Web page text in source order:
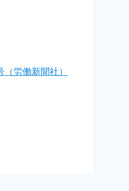
労働新聞社）